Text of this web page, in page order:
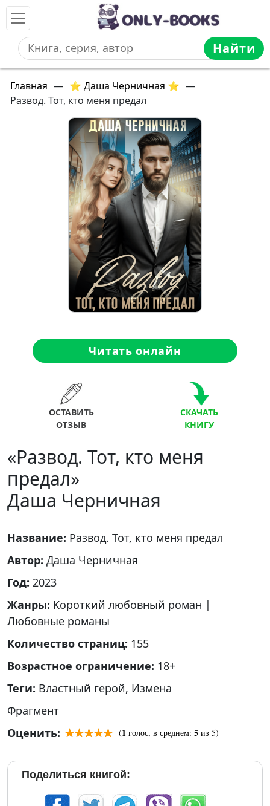
Найти
Главная — ⭐ Даша Черничная ⭐ —
Развод. Тот, кто меня предал
Читать онлайн
ОСТАВИТЬ
ОТЗЫВ
СКАЧАТЬ
КНИГУ
«Развод. Тот, кто меня
предал»
Даша Черничная
Название: Развод. Тот, кто меня предал
Автор: Даша Черничная
Год: 2023
Жанры: Короткий любовный роман |
Любовные романы
Количество страниц: 155
Возрастное ограничение: 18+
Теги: Властный герой, Измена
Фрагмент
Оценить:
(1 голос, в среднем: 5 из 5)
Поделиться книгой: